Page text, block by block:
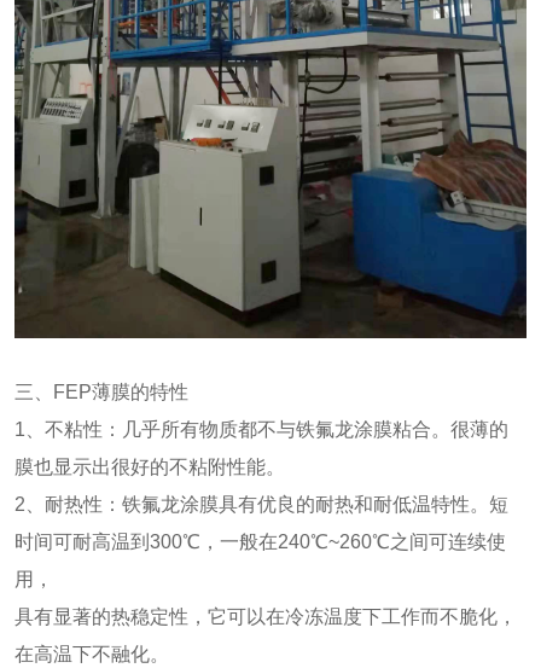
三、FEP薄膜的特性
1、不粘性：几乎所有物质都不与铁氟龙涂膜粘合。很薄的
膜也显示出很好的不粘附性能。
2、耐热性：铁氟龙涂膜具有优良的耐热和耐低温特性。短
时间可耐高温到300℃，一般在240℃~260℃之间可连续使
用，
具有显著的热稳定性，它可以在冷冻温度下工作而不脆化，
在高温下不融化。